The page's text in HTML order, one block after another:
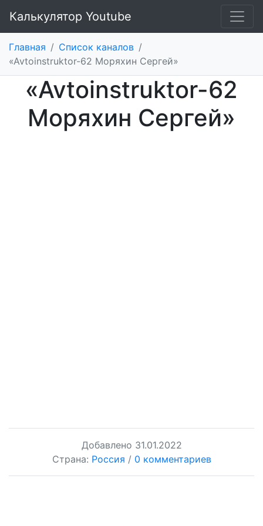
Калькулятор Youtube
Главная / Список каналов /
«Avtoinstruktor-62 Моряхин Сергей»
«Avtoinstruktor-62
Моряхин Сергей»
Добавлено 31.01.2022
Страна: Россия / 0 комментариев